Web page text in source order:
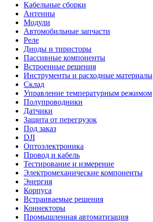
Кабельные сборки
Антенны
Модули
Автомобильные запчасти
Реле
Диоды и тиристоры
Пассивные компоненты
Встроенные решения
Инструменты и расходные материалы
Склад
Управление температурным режимом
Полупроводники
Датчики
Защита от перегрузок
Под заказ
DJI
Оптоэлектроника
Провод и кабель
Тестирование и измерение
Электромеханические компоненты
Энергия
Корпуса
Встраиваемые решения
Коннекторы
Промышленная автоматизация